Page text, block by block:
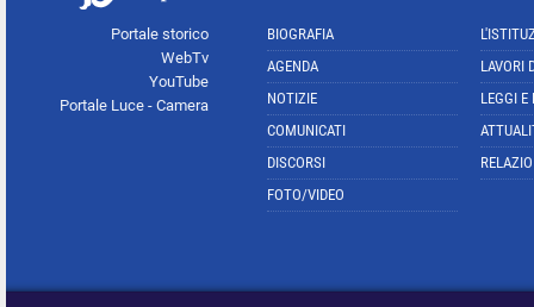
Portale storico
WebTv
YouTube
Portale Luce - Camera
BIOGRAFIA
AGENDA
NOTIZIE
COMUNICATI
DISCORSI
FOTO/VIDEO
LAVORI
LEGGI E